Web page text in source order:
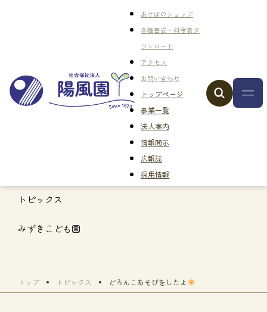
あけぼのショップ
各種書式・料金表ダ
ウンロード
アクセス
お問い合わせ
トップページ
事業一覧
法人案内
情報開示
広報誌
採用情報
トピックス
みずきこども園
トップ トピックス どろんこあそびをしたよ